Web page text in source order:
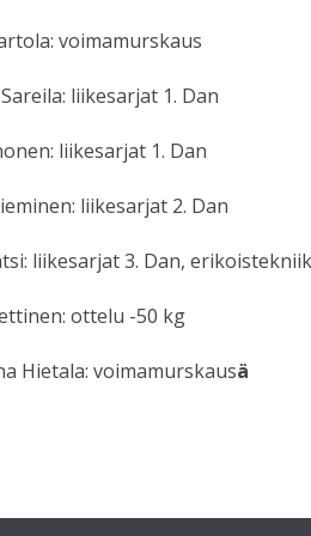
voimamurskaus
liikesarjat 1. Dan
liikesarjat 1. Dan
liikesarjat 2. Dan
liikesarjat 3. Dan,
ottelu -50 kg
Hietala: voimamurskausä